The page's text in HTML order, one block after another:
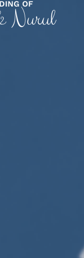
OF
Nurul